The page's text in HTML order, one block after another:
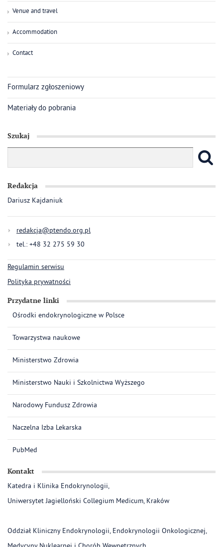
Venue and travel
Accommodation
Contact
Formularz zgłoszeniowy
Materiały do pobrania
Szukaj
Redakcja
Dariusz Kajdaniuk
redakcja@ptendo.org.pl
tel.: +48 32 275 59 30
Regulamin serwisu
Polityka prywatności
Przydatne linki
Ośrodki endokrynologiczne w Polsce
Towarzystwa naukowe
Ministerstwo Zdrowia
Ministerstwo Nauki i Szkolnictwa Wyższego
Narodowy Fundusz Zdrowia
Naczelna Izba Lekarska
PubMed
Kontakt
Katedra i Klinika Endokrynologii,
Uniwersytet Jagielloński Collegium Medicum, Kraków
Oddział Kliniczny Endokrynologii, Endokrynologii Onkologicznej,